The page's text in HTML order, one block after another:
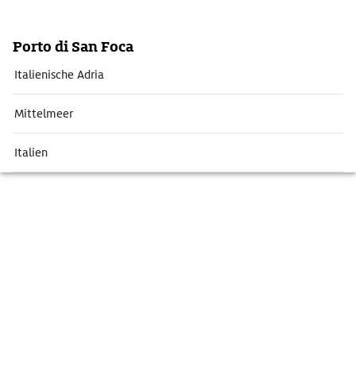
Porto di San Foca
Italienische Adria
Mittelmeer
Italien